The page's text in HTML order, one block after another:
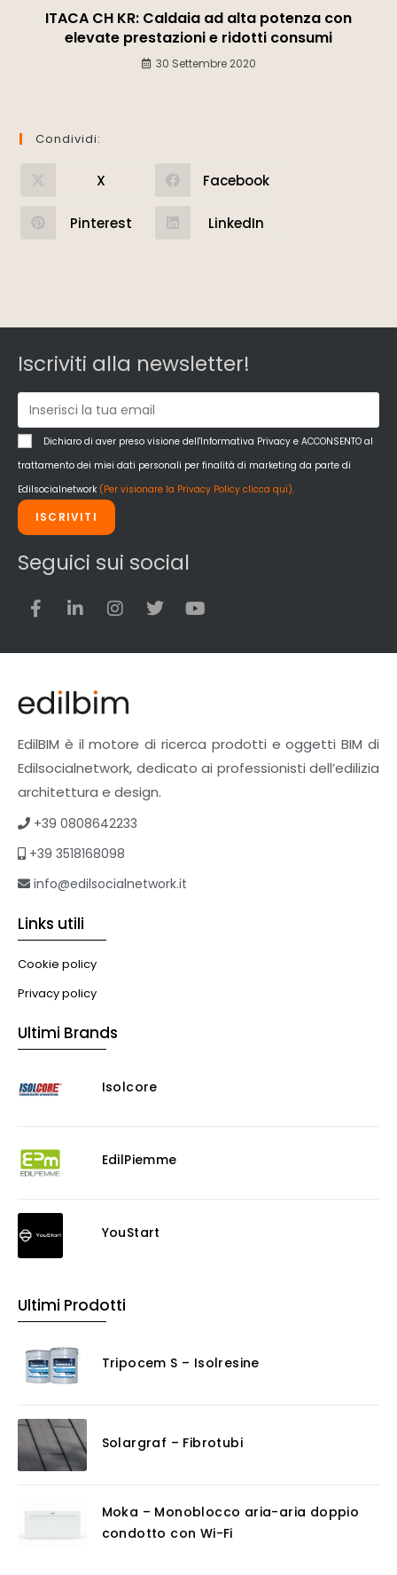
ITACA CH KR: Caldaia ad alta potenza con
elevate prestazioni e ridotti consumi
30 Settembre 2020
Condividi:
X Facebook
Pinterest LinkedIn
Iscriviti alla newsletter!
Dichiaro di aver preso visione dell'Informativa Privacy e ACCONSENTO al
trattamento dei miei dati personali per finalità di marketing da parte di
Edilsocialnetwork (Per visionare la Privacy Policy clicca qui).
ISCRIVITI
Seguici sui social
EdilBIM è il motore di ricerca prodotti e oggetti BIM di
Edilsocialnetwork, dedicato ai professionisti dell’edilizia
architettura e design.
+39 0808642233
+39 3518168098
info@edilsocialnetwork.it
Links utili
Cookie policy
Privacy policy
Ultimi Brands
Isolcore
EdilPiemme
YouStart
Ultimi Prodotti
Tripocem S – Isolresine
Solargraf – Fibrotubi
Moka – Monoblocco aria-aria doppio
condotto con Wi-Fi